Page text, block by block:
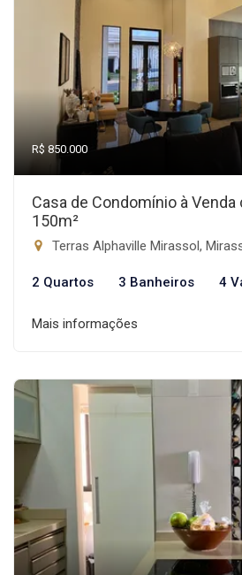
R$ 850.000
Casa de Condomínio à
150m²
Terras Alphaville Mirassol,
2 Quartos 3 Banheiros 4
Mais informações